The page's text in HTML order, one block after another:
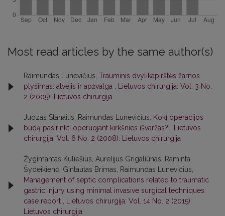
Most read articles by the same author(s)
Raimundas Lunevičius, Trauminis dvylikapirštės žarnos
plyšimas: atvejis ir apžvalga
Lietuvos chirurgija: Vol. 3 No.
2 (2005): Lietuvos chirurgija
Juozas Stanaitis, Raimundas Lunevičius,
Kokį operacijos
būdą pasirinkti operuojant kirkšnies išvaržas?
Lietuvos
chirurgija: Vol. 6 No. 2 (2008): Lietuvos chirurgija
Žygimantas Kuliešius, Aurelijus Grigaliūnas, Raminta
Šydeikienė, Gintautas Brimas, Raimundas Lunevičius,
Management of septic complications related to traumatic
gastric injury using minimal invasive surgical techniques:
case report
Lietuvos chirurgija: Vol. 14 No. 2 (2015):
Lietuvos chirurgija